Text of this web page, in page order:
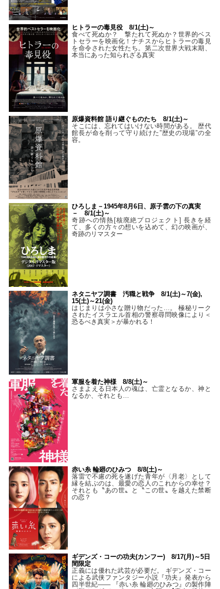
ヒトラーの毒見役 8/1(土)～
食べて死ぬか？ 撃たれて死ぬか？世界的ベス
トセラーを映画化！ナチスからヒトラーの毒見
を命令された女性たち。第二次世界大戦末期、
本当にあった知られざる真実
原爆資料館 語り継ぐものたち 8/1(土)～
そこには、忘れてはいけない時間がある。 歴代
館長が命を削って守り続けた”歴史の現場”の全
容。
ひろしま－1945年8月6日、原子雲の下の真実
－ 8/1(土)～
奇跡への情熱[核廃絶プロジェクト] 長きを経
て、多くの方々の想いを込めて、幻の映画が、
奇跡のリマスター
ネタニヤフ調書 汚職と戦争 8/1(土)～7(金),
15(土)～21(金)
はじまりは小さな贈り物だった…。 極秘リーク
されたイスラエル首相の警察尋問映像により＜
恐るべき真実＞が暴かれる！
軍服を着た神様 8/8(土)～
さまよえる日本人の魂は、亡霊となるか、神と
なるか、それとも…
赤い糸 輪廻のひみつ 8/8(土)～
落雷で不慮の死を遂げた青年が〈月老〉として
縁を結ぶのは、最愛の恋人のこれからの幸せ？
それとも〝あの世〟と〝この世〟を越えた禁断
の恋？
ギデンズ・コーの功夫(カンフー) 8/17(月)～5日
間限定
正義には優れた武芸が必要だ。 ギデンズ・コー
による武侠ファンタジー小説『功夫』発表から
四半世紀―― 『赤い糸 輪廻のひみつ』の製作陣